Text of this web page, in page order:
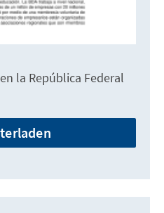
la República Federal